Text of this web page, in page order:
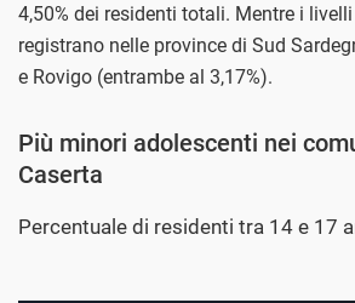
4,50% dei residenti totali. Mentre i
registrano nelle province di Sud
e Rovigo (entrambe al 3,17%).
Più minori adolescenti nei
Caserta
Percentuale di residenti tra 14 e 17